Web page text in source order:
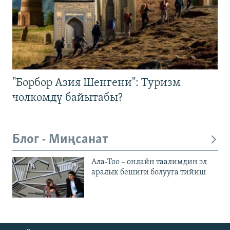
"Борбор Азия Шенгени": Туризм
чөлкөмдү байытабы?
Блог - Миңсанат
Ала-Тоо – онлайн таалимдин эл
аралык бешиги болууга тийиш